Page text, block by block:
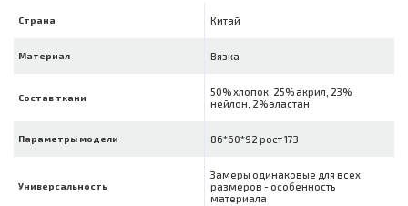
Страна Китай
Материал Вязка
Состав ткани
50% хлопок, 25% акрил, 23%
нейлон, 2% эластан
Параметры модели 86*60*92 рост 173
Универсальность
Замеры одинаковые для всех
размеров - особенность
материала